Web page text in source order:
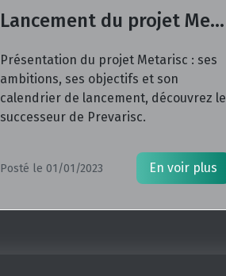
Lancement du projet Metarisc
Présentation du projet Metarisc : ses
ambitions, ses objectifs et son
calendrier de lancement, découvrez le
successeur de Prevarisc.
Posté le 01/01/2023 En voir plus